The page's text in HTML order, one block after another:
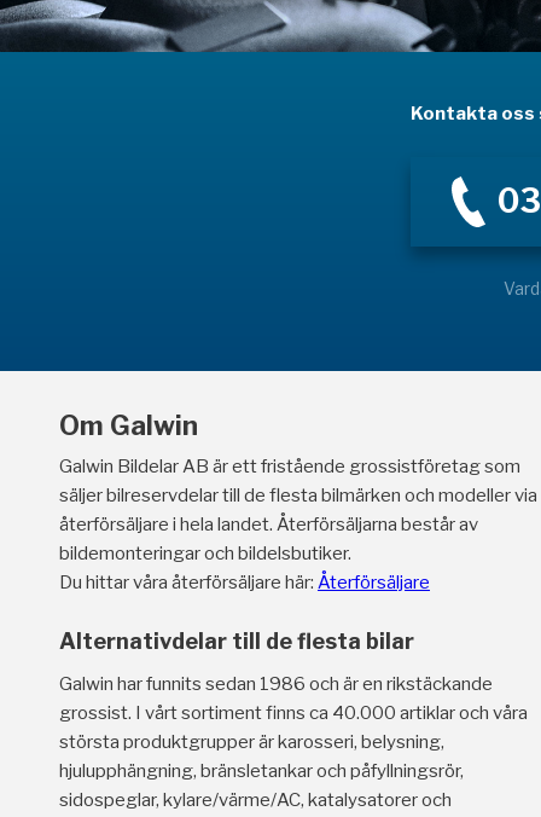
Kontakta oss
Om Galwin
Galwin Bildelar AB är ett fristående grossistföretag som
säljer bilreservdelar till de flesta bilmärken och modeller via
återförsäljare i hela landet. Återförsäljarna består av
bildemonteringar och bildelsbutiker.
Du hittar våra återförsäljare här: Återförsäljare
Alternativdelar till de flesta bilar
Galwin har funnits sedan 1986 och är en rikstäckande
grossist. I vårt sortiment finns ca 40.000 artiklar och våra
största produktgrupper är karosseri, belysning,
hjulupphängning, bränsletankar och påfyllningsrör,
sidospeglar, kylare/värme/AC, katalysatorer och